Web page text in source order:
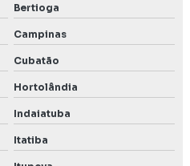
vizinhança
da flora
Bertioga
Campinas
Cubatão
Hortolândia
Indaiatuba
Itatiba